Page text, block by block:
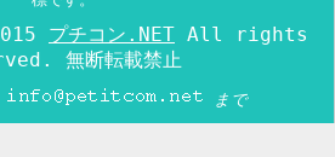
プチコン.NET All rights
無断転載禁止
まで